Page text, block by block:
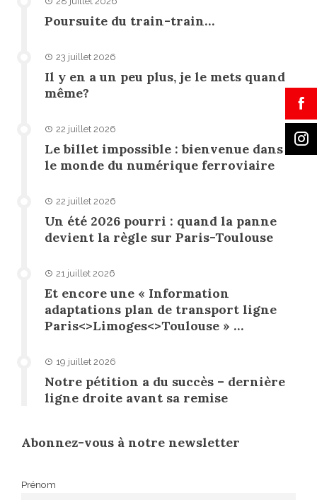
Poursuite du train-train…
23 juillet 2026
Il y en a un peu plus, je le mets quand
même?
22 juillet 2026
Le billet impossible : bienvenue dans
le monde du numérique ferroviaire
22 juillet 2026
Un été 2026 pourri : quand la panne
devient la règle sur Paris-Toulouse
21 juillet 2026
Et encore une « Information
adaptations plan de transport ligne
Paris<>Limoges<>Toulouse » …
19 juillet 2026
Notre pétition a du succès – dernière
ligne droite avant sa remise
Abonnez-vous à notre newsletter
Prénom